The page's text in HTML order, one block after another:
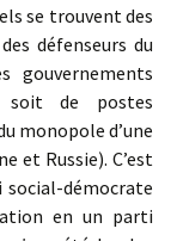
se trouvent des
défenseurs du
gouvernements
soit de postes
monopole d’une
et Russie). C’est
démocrate
en un parti